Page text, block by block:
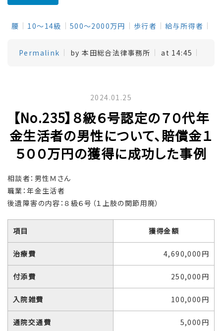
腰 10～14級 500～2000万円 歩行者 給与所得者
Permalink by 本田総合法律事務所 at 14:45
2024.01.25
【No.235】８級６号認定の７０代年
金生活者の男性について、賠償金１
５００万円の獲得に成功した事例
相談者：男性Ｍさん
職業：年金生活者
後遺障害の内容：８級６号（１上肢の関節用廃）
項目 獲得金額
治療費 4,690,000円
付添費 250,000円
入院雑費 100,000円
通院交通費 5,000円